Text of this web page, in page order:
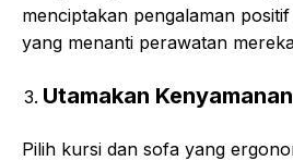
menciptakan pengalaman
yang menanti perawatan
Utamakan
Pilih kursi dan sofa yang